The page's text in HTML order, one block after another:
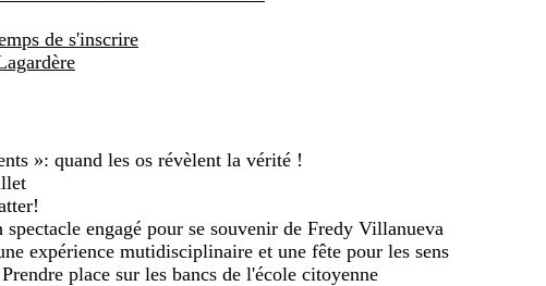
de s'inscrire
»: quand les os révèlent la vérité !
engagé pour se souvenir de Fredy Villanueva
expérience mutidisciplinaire et une fête pour les sens
place sur les bancs de l'école citoyenne